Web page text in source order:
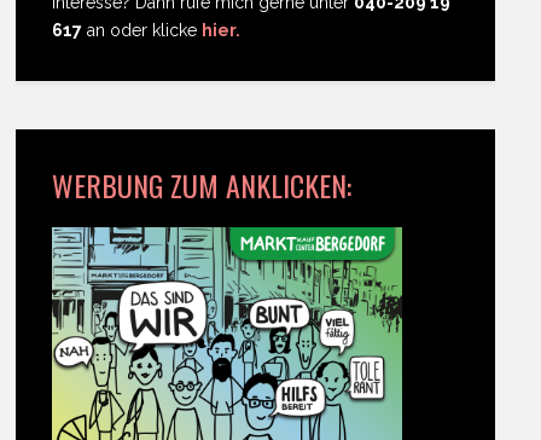
617 an oder klicke hier.
WERBUNG ZUM ANKLICKEN: